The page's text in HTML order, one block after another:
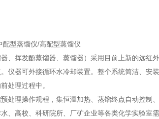
型蒸馏仪/高配型蒸馏仪
、挥发酚蒸馏器、蒸馏器）采用目前上新的远红
仪器可外接循环水冷却装置。整个系统简洁、安
处理过程中。
处理操作规程，集恒温加热、蒸馏终点自动控制
、高校、科研院所、厂矿企业等各类化学实验室